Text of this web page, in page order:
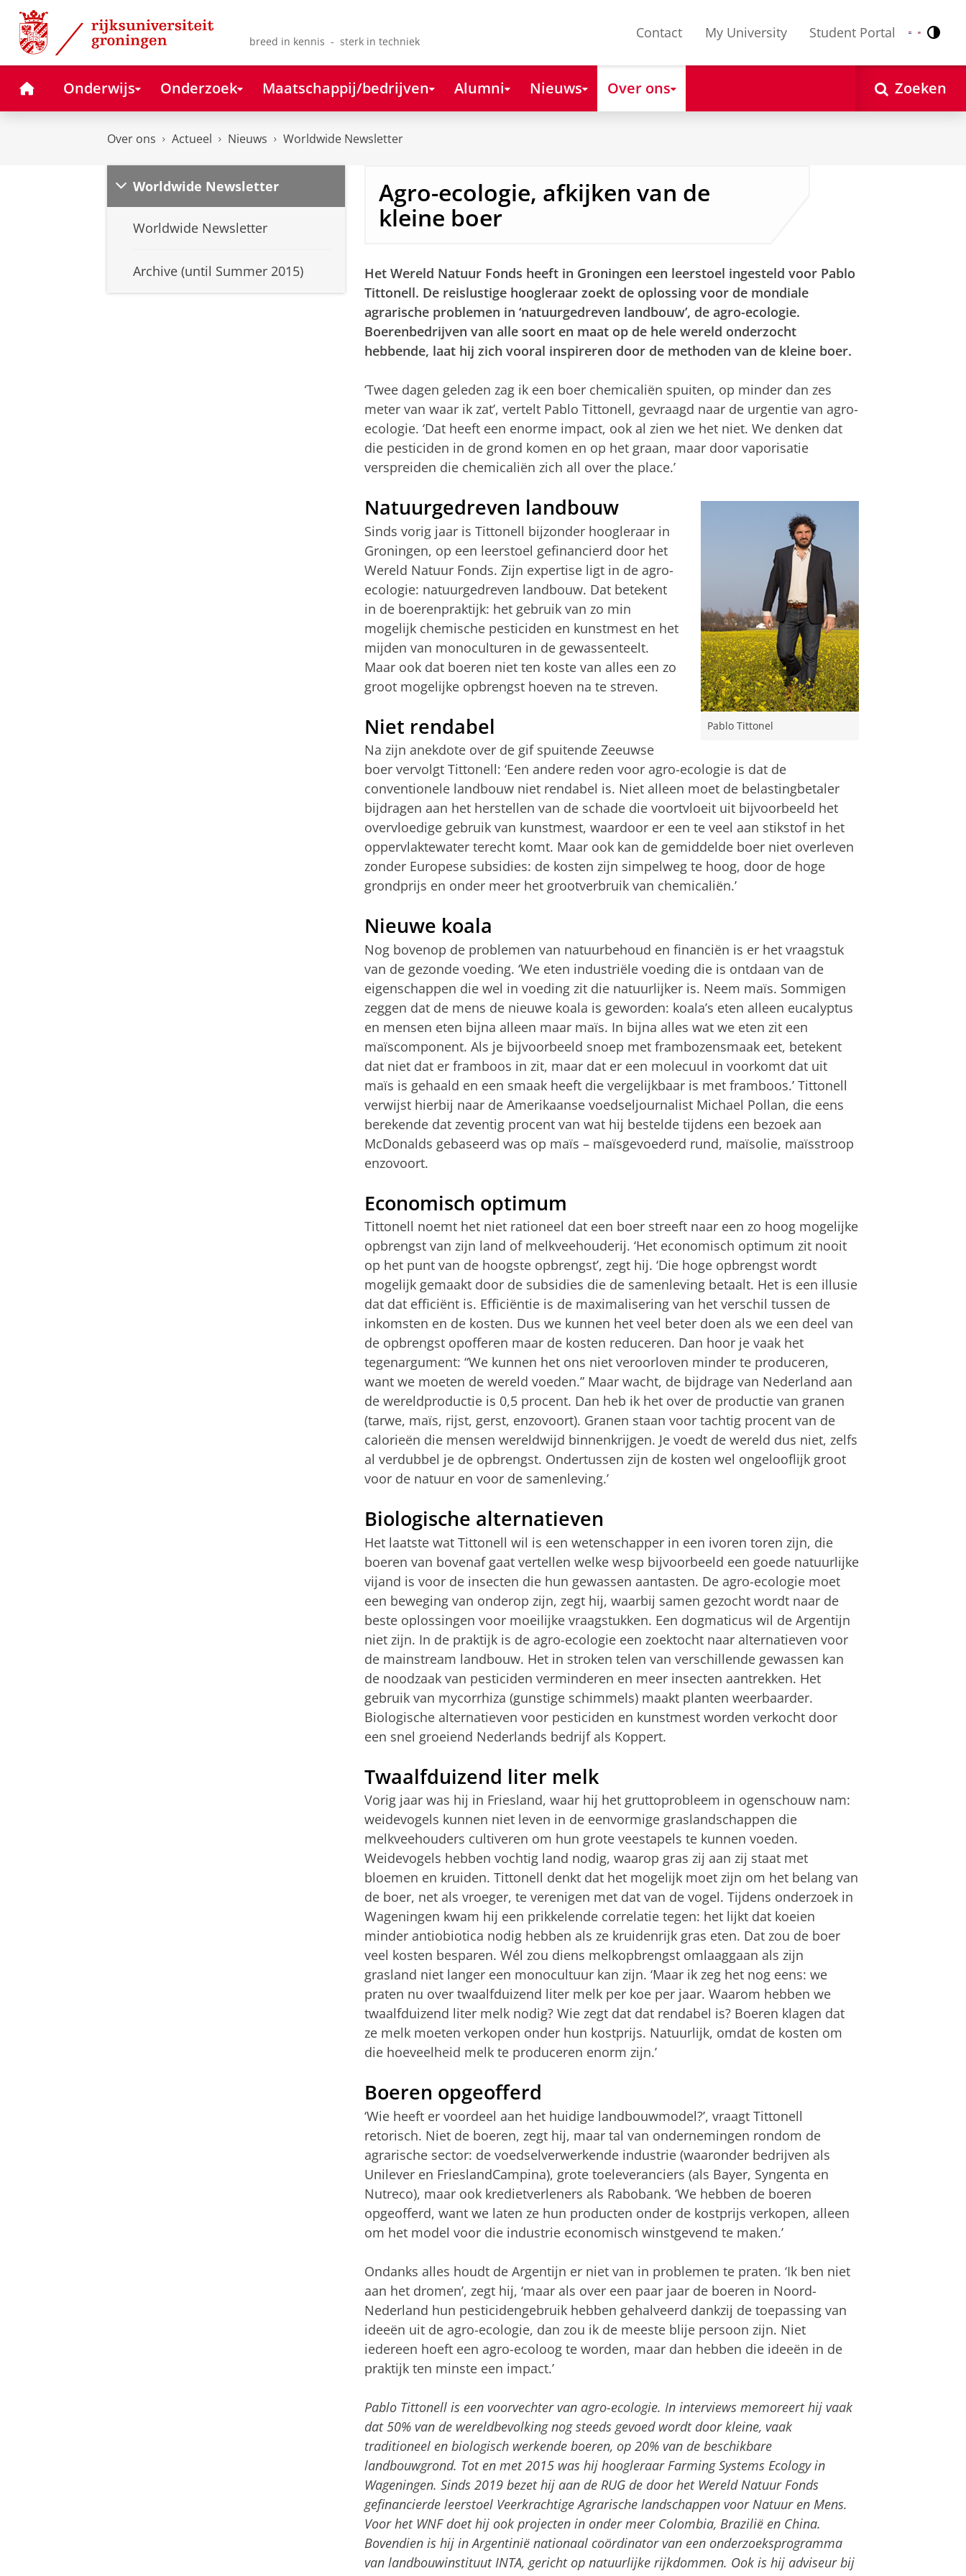
Skip
Content
Skip
Navigation
breed in kennis - sterk in techniek
Contact My University Student Portal Nederlands
English
HomeOnderwijs Onderzoek Maatschappij/bedrijven Alumni Nieuws Over ons Zoeken
Over ons Actueel Nieuws Worldwide Newsletter
Worldwide Newsletter
Worldwide Newsletter
Archive (until Summer 2015)
Agro-ecologie, afkijken van de
kleine boer
Het Wereld Natuur Fonds heeft in Groningen een leerstoel ingesteld voor Pablo
Tittonell. De reislustige hoogleraar zoekt de oplossing voor de mondiale
agrarische problemen in ‘natuurgedreven landbouw’, de agro-ecologie.
Boerenbedrijven van alle soort en maat op de hele wereld onderzocht
hebbende, laat hij zich vooral inspireren door de methoden van de kleine boer.
‘Twee dagen geleden zag ik een boer chemicaliën spuiten, op minder dan zes
meter van waar ik zat’, vertelt Pablo Tittonell, gevraagd naar de urgentie van agro-
ecologie. ‘Dat heeft een enorme impact, ook al zien we het niet. We denken dat
die pesticiden in de grond komen en op het graan, maar door vaporisatie
verspreiden die chemicaliën zich all over the place.’
Pablo Tittonel
Natuurgedreven landbouw
Sinds vorig jaar is Tittonell bijzonder hoogleraar in
Groningen, op een leerstoel gefinancierd door het
Wereld Natuur Fonds. Zijn expertise ligt in de agro-
ecologie: natuurgedreven landbouw. Dat betekent
in de boerenpraktijk: het gebruik van zo min
mogelijk chemische pesticiden en kunstmest en het
mijden van monoculturen in de gewassenteelt.
Maar ook dat boeren niet ten koste van alles een zo
groot mogelijke opbrengst hoeven na te streven.
Niet rendabel
Na zijn anekdote over de gif spuitende Zeeuwse
boer vervolgt Tittonell: ‘Een andere reden voor agro-ecologie is dat de
conventionele landbouw niet rendabel is. Niet alleen moet de belastingbetaler
bijdragen aan het herstellen van de schade die voortvloeit uit bijvoorbeeld het
overvloedige gebruik van kunstmest, waardoor er een te veel aan stikstof in het
oppervlaktewater terecht komt. Maar ook kan de gemiddelde boer niet overleven
zonder Europese subsidies: de kosten zijn simpelweg te hoog, door de hoge
grondprijs en onder meer het grootverbruik van chemicaliën.’
Nieuwe koala
Nog bovenop de problemen van natuurbehoud en financiën is er het vraagstuk
van de gezonde voeding. ‘We eten industriële voeding die is ontdaan van de
eigenschappen die wel in voeding zit die natuurlijker is. Neem maïs. Sommigen
zeggen dat de mens de nieuwe koala is geworden: koala’s eten alleen eucalyptus
en mensen eten bijna alleen maar maïs. In bijna alles wat we eten zit een
maïscomponent. Als je bijvoorbeeld snoep met frambozensmaak eet, betekent
dat niet dat er framboos in zit, maar dat er een molecuul in voorkomt dat uit
maïs is gehaald en een smaak heeft die vergelijkbaar is met framboos.’ Tittonell
verwijst hierbij naar de Amerikaanse voedseljournalist Michael Pollan, die eens
berekende dat zeventig procent van wat hij bestelde tijdens een bezoek aan
McDonalds gebaseerd was op maïs – maïsgevoederd rund, maïsolie, maïsstroop
enzovoort.
Economisch optimum
Tittonell noemt het niet rationeel dat een boer streeft naar een zo hoog mogelijke
opbrengst van zijn land of melkveehouderij. ‘Het economisch optimum zit nooit
op het punt van de hoogste opbrengst’, zegt hij. ‘Die hoge opbrengst wordt
mogelijk gemaakt door de subsidies die de samenleving betaalt. Het is een illusie
dat dat efficiënt is. Efficiëntie is de maximalisering van het verschil tussen de
inkomsten en de kosten. Dus we kunnen het veel beter doen als we een deel van
de opbrengst opofferen maar de kosten reduceren. Dan hoor je vaak het
tegenargument: “We kunnen het ons niet veroorloven minder te produceren,
want we moeten de wereld voeden.” Maar wacht, de bijdrage van Nederland aan
de wereldproductie is 0,5 procent. Dan heb ik het over de productie van granen
(tarwe, maïs, rijst, gerst, enzovoort). Granen staan voor tachtig procent van de
calorieën die mensen wereldwijd binnenkrijgen. Je voedt de wereld dus niet, zelfs
al verdubbel je de opbrengst. Ondertussen zijn de kosten wel ongelooflijk groot
voor de natuur en voor de samenleving.’
Biologische alternatieven
Het laatste wat Tittonell wil is een wetenschapper in een ivoren toren zijn, die
boeren van bovenaf gaat vertellen welke wesp bijvoorbeeld een goede natuurlijke
vijand is voor de insecten die hun gewassen aantasten. De agro-ecologie moet
een beweging van onderop zijn, zegt hij, waarbij samen gezocht wordt naar de
beste oplossingen voor moeilijke vraagstukken. Een dogmaticus wil de Argentijn
niet zijn. In de praktijk is de agro-ecologie een zoektocht naar alternatieven voor
de mainstream landbouw. Het in stroken telen van verschillende gewassen kan
de noodzaak van pesticiden verminderen en meer insecten aantrekken. Het
gebruik van mycorrhiza (gunstige schimmels) maakt planten weerbaarder.
Biologische alternatieven voor pesticiden en kunstmest worden verkocht door
een snel groeiend Nederlands bedrijf als Koppert.
Twaalfduizend liter melk
Vorig jaar was hij in Friesland, waar hij het gruttoprobleem in ogenschouw nam:
weidevogels kunnen niet leven in de eenvormige graslandschappen die
melkveehouders cultiveren om hun grote veestapels te kunnen voeden.
Weidevogels hebben vochtig land nodig, waarop gras zij aan zij staat met
bloemen en kruiden. Tittonell denkt dat het mogelijk moet zijn om het belang van
de boer, net als vroeger, te verenigen met dat van de vogel. Tijdens onderzoek in
Wageningen kwam hij een prikkelende correlatie tegen: het lijkt dat koeien
minder antiobiotica nodig hebben als ze kruidenrijk gras eten. Dat zou de boer
veel kosten besparen. Wél zou diens melkopbrengst omlaaggaan als zijn
grasland niet langer een monocultuur kan zijn. ‘Maar ik zeg het nog eens: we
praten nu over twaalfduizend liter melk per koe per jaar. Waarom hebben we
twaalfduizend liter melk nodig? Wie zegt dat dat rendabel is? Boeren klagen dat
ze melk moeten verkopen onder hun kostprijs. Natuurlijk, omdat de kosten om
die hoeveelheid melk te produceren enorm zijn.’
Boeren opgeofferd
‘Wie heeft er voordeel aan het huidige landbouwmodel?’, vraagt Tittonell
retorisch. Niet de boeren, zegt hij, maar tal van ondernemingen rondom de
agrarische sector: de voedselverwerkende industrie (waaronder bedrijven als
Unilever en FrieslandCampina), grote toeleveranciers (als Bayer, Syngenta en
Nutreco), maar ook kredietverleners als Rabobank. ‘We hebben de boeren
opgeofferd, want we laten ze hun producten onder de kostprijs verkopen, alleen
om het model voor die industrie economisch winstgevend te maken.’
Ondanks alles houdt de Argentijn er niet van in problemen te praten. ‘Ik ben niet
aan het dromen’, zegt hij, ‘maar als over een paar jaar de boeren in Noord-
Nederland hun pesticidengebruik hebben gehalveerd dankzij de toepassing van
ideeën uit de agro-ecologie, dan zou ik de meeste blije persoon zijn. Niet
iedereen hoeft een agro-ecoloog te worden, maar dan hebben die ideeën in de
praktijk ten minste een impact.’
Pablo Tittonell is een voorvechter van agro-ecologie. In interviews memoreert hij vaak
dat 50% van de wereldbevolking nog steeds gevoed wordt door kleine, vaak
traditioneel en biologisch werkende boeren, op 20% van de beschikbare
landbouwgrond. Tot en met 2015 was hij hoogleraar Farming Systems Ecology in
Wageningen. Sinds 2019 bezet hij aan de RUG de door het Wereld Natuur Fonds
gefinancierde leerstoel Veerkrachtige Agrarische landschappen voor Natuur en Mens.
Voor het WNF doet hij ook projecten in onder meer Colombia, Brazilië en China.
Bovendien is hij in Argentinië nationaal coördinator van een onderzoeksprogramma
van landbouwinstituut INTA, gericht op natuurlijke rijkdommen. Ook is hij adviseur bij